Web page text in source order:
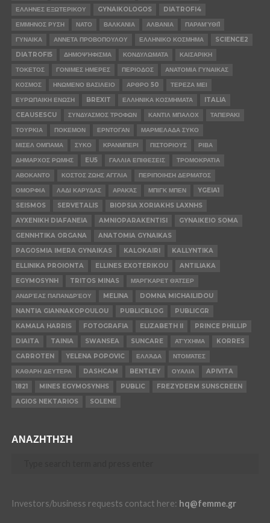
ΕΛΛΗΝΕΣ ΕΞΩΤΕΡΙΚΟΥ
GYNAIKOLOGOS
DIATROFI4
ΕΜΜΗΝΟΣ ΡΥΣΗ
ΝΑΤΟ ΒΑΛΚΑΝΙΑ ΑΛΒΑΝΙΑ
ΠΑΡΑΜΎΘΙ1
ΓΥΝΑΙΚΑ
ΑΝΝΕΤΑ ΠΡΟΒΟΠΟΥΛΟΥ ΕΛΛΗΝΙΚΟ ΚΟΣΜΗΜΑ
SCIENCE2
DIATROFI5
ΔΗΜΟΨΉΦΙΣΜΑ ΚΟΝΔΥΛΩΜΑΤΑ
ΚΑΙΣΑΡΙΚΗ
ΤΟΚΕΤΟΣ
ΓΟΝΙΜΕΣ ΗΜΕΡΕΣ ΠΕΡΙΟΔΟΣ
ΑΝΑΤΟΜΙΑ ΓΥΝΑΙΚΑΣ
ΚΟΣΜΟΣ
ΗΝΩΜΕΝΟ ΒΑΣΙΛΕΙΟ ΑΡΘΡΟ 50
ΤΕΡΕΖΑ ΜΕΙ
ΕΥΡΩΠΑΙΚΗ ΕΝΩΣΗ
BREXIT ΕΛΛΗΝΙΚΑ ΚΟΣΜΗΜΑΤΑ
ITALIA
CEAUSESCU
ΣΥΝΔΥΑΣΜΟΣ ΤΡΟΦΩΝ ΚΑΝΤΙΛ ΜΠΑΛΟΧ
ΤΑΠΕΡΑΚΙ
ΤΟΥΡΚΙΑ
ΠΟΚΕΜΟΝ ΕΡΝΤΟΓΑΝ
ΜΑΡΜΕΛΑΔΑ ΣΥΚΟ
ΜΙΣΕΛ ΟΜΠΑΜΑ
ΣΥΚΟ ΚΡΑΝΜΠΕΡΙ ΠΙΣΤΟΡΙΟΥΣ
ΡΙΒΑ
ΔΗΜΑΡΧΟΣ ΡΩΜΗΣ
EU5 ΓΑΛΛΙΑ ΕΠΙΘΕΣΕΙΣ
ΤΡΟΜΟΚΡΑΤΙΑ
ΑΒΟΚΑΝΤΟ
ΚΟΣΤΟΣ ΖΩΗΣ ΑΓΓΛΙΑ
ΠΕΡΙΠΟΙΗΣΗ ΔΕΡΜΑΤΟΣ
ΟΜΟΡΦΙΑ
ΛΑΔΙ ΚΑΡΥΔΑΣ ΑΡΑΚΆΣ ΜΠΙΓΚ ΜΠΕΝ
YGEIA1
SEISMOS
SERVETALIS
BIOPSIA XORIAKHS LAXNHS
AYXENIKH DIAFANEIA
AMNIOPARAKENTISI
GYNAIKEIO SOMA
GENNHTIKA ORGANA
ANATOMIA GYNAIKAS
PAGOSMIA IMERA GYNAIKAS
KALOKAIRI
KALLYNTIKA
ELLINIKA PROIONTA
ELLINES EXOTERIKOU
ANTILIAKA
EGYMOSYNH
TRITOS MINAS
ΜΆΡΓΚΑΡΕΤ ΘΆΤΣΕΡ
ΑΝΔΡΈΑΣ ΠΑΠΑΝΔΡΈΟΥ
MELINA
DOMNA MICHAILIDOU
NANTIA GIANNAKOPOULOU
PUBLICBLOG
PUBLICGR
KAMALA HARRIS
FOTOGRAFIA ELIZABETH II
PRINCE PHILLIP
DIAITA
TAINIA SWANSEA SUNCARE ΑΤΎΧΗΜΑ
KORRES
CARROTEN
YELENA POPOVIC ΕΛΛΆΔΑ
ΝΤΟΜΆΤΕΣ
ΚΑΘΑΡΗ ΔΕΥΤΕΡΑ
DASHCAM BENTLEY ΟΥΑΛΙΑ
APIVITA
1821
MINES EGYMOSYNHS PUBLIC
FREZYDERM SUNSCREEN
AGIOS NEKTARIOS
SOLENE
ΑΝΑΖΗΤΗΣΗ
Investors/business requests contact here: hq@femme.gr